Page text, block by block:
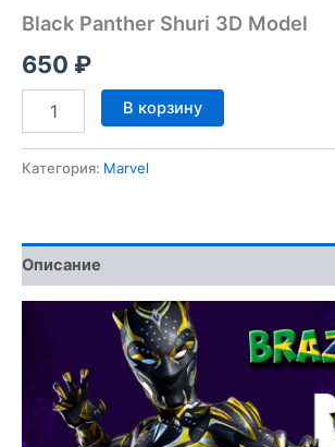
Black Panther Shuri 3D Model
650 ₽
Количество
товара
Panther
В корзину
Категория: Marvel
Описание